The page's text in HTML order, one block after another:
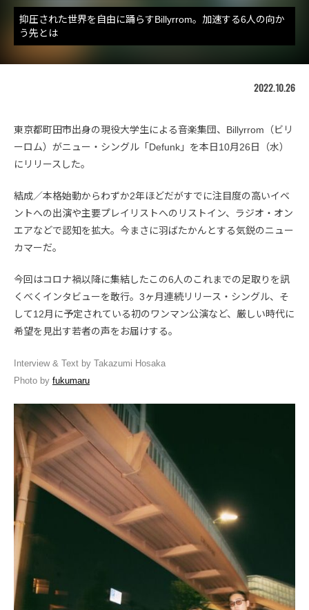
抑圧された世界を自由に踊らすBillyrrom。加速する6人の向か
う先とは
2022.10.26
東京都町田市出身の現役大学生による音楽集団、Billyrrom（ビリ
ーロム）がニュー・シングル「Defunk」を本日10月26日（水）
にリリースした。
結成／本格始動からわずか2年ほどだがすでに注目度の高いイベ
ントへの出演や主要プレイリストへのリストイン、ラジオ・オン
エアなどで認知を拡大。今まさに羽ばたかんとする気鋭のニュー
カマーだ。
今回はコロナ禍以降に集結したこの6人のこれまでの足取りを訊
くべくインタビューを敢行。3ヶ月連続リリース・シングル、そ
して12月に予定されている初のワンマン公演など、厳しい時代に
希望を見出す若者の声をお届けする。
Interview & Text by Takazumi Hosaka
Photo by fukumaru